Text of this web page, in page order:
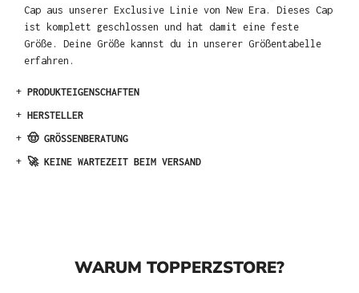
Cap aus unserer Exclusive Linie von New Era. Dieses Cap
ist komplett geschlossen und hat damit eine feste
Größe. Deine Größe kannst du in unserer Größentabelle
erfahren.
+ PRODUKTEIGENSCHAFTEN
+ HERSTELLER
+ 🤠 GRÖSSENBERATUNG
+ 🚀 KEINE WARTEZEIT BEIM VERSAND
WARUM TOPPERZSTORE?